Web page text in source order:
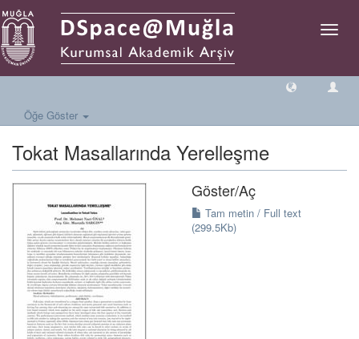
Geçiş
Öğe Göster
Tokat Masallarında Yerelleşme
Göster/Aç
Tam metin / Full text
(299.5Kb)